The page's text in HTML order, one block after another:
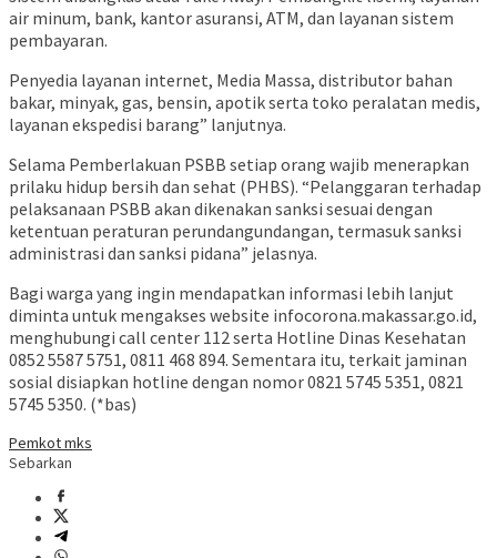
air minum, bank, kantor asuransi, ATM, dan layanan sistem
pembayaran.
Penyedia layanan internet, Media Massa, distributor bahan
bakar, minyak, gas, bensin, apotik serta toko peralatan medis,
layanan ekspedisi barang” lanjutnya.
Selama Pemberlakuan PSBB setiap orang wajib menerapkan
prilaku hidup bersih dan sehat (PHBS). “Pelanggaran terhadap
pelaksanaan PSBB akan dikenakan sanksi sesuai dengan
ketentuan peraturan perundangundangan, termasuk sanksi
administrasi dan sanksi pidana” jelasnya.
Bagi warga yang ingin mendapatkan informasi lebih lanjut
diminta untuk mengakses website infocorona.makassar.go.id,
menghubungi call center 112 serta Hotline Dinas Kesehatan
0852 5587 5751, 0811 468 894. Sementara itu, terkait jaminan
sosial disiapkan hotline dengan nomor 0821 5745 5351, 0821
5745 5350. (*bas)
Pemkot mks
Sebarkan